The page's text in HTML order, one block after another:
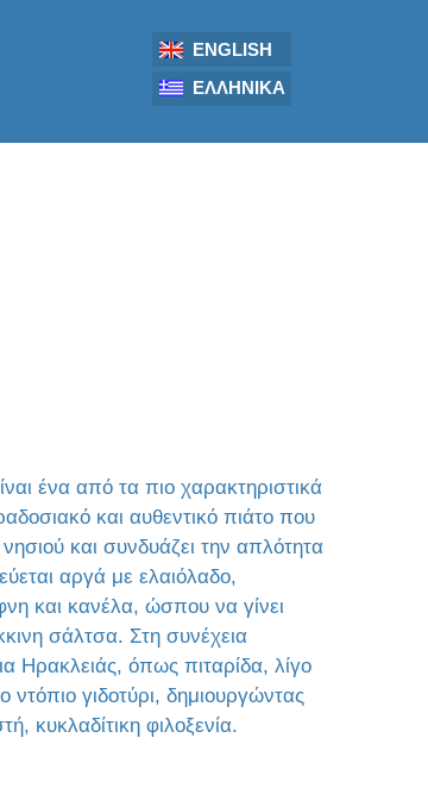
ENGLISH
ΕΛΛΗΝΙΚΆ
ένα από τα πιο χαρακτηριστικά
και αυθεντικό πιάτο που
και συνδυάζει την απλότητα
αργά με ελαιόλαδο,
και κανέλα, ώσπου να γίνει
σάλτσα. Στη συνέχεια
Ηρακλειάς, όπως πιταρίδα, λίγο
ντόπιο γιδοτύρι, δημιουργώντας
κυκλαδίτικη φιλοξενία.